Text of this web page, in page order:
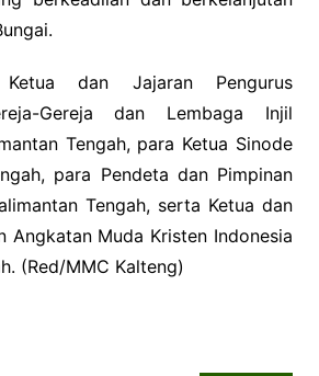
dan Jajaran Pengurus
Gereja dan Lembaga Injil
Tengah, para Ketua Sinode
para Pendeta dan Pimpinan
Tengah, serta Ketua dan
Angkatan Muda Kristen Indonesia
(Red/MMC Kalteng)